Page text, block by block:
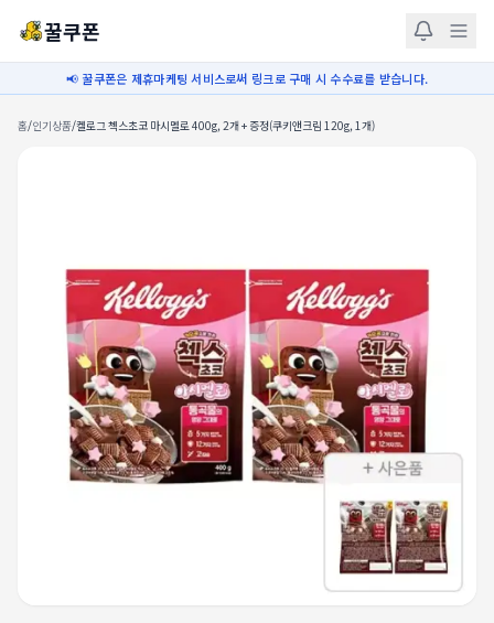
꿀쿠폰
📢 꿀쿠폰은 제휴마케팅 서비스로써 링크로 구매 시 수수료를 받습니다.
홈/인기상품/켈로그 첵스초코 마시멜로 400g, 2개 + 증정(쿠키앤크림 120g, 1개)